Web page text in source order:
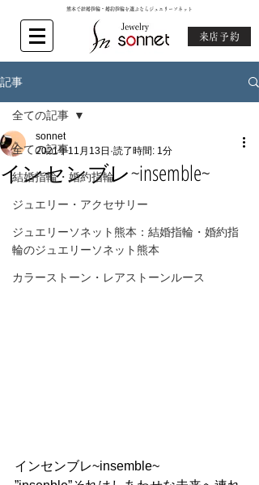
熊本で結婚指輪・婚約指輪を選ぶならジュエリーソネット
来店予約
記事
全ての記事
結婚指輪・婚約指輪
ジュエリー・アクセサリー
ジュエリーソネット熊本：結婚指輪・婚約指
輪のジュエリーソネット熊本
カラーストーン・レアストーンルース
全ての記事
インセンブレ~insemble~
sonnet
2021年11月13日 読了時間: 1分
インセンブレ~insemble~